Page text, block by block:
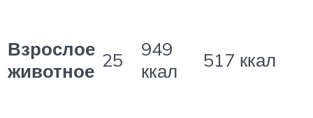
Взрослое
животное 25
949
ккал
517 ккал